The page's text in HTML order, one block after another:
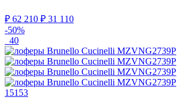
₽ 62 210 ₽ 31 110
-50%
40
15153